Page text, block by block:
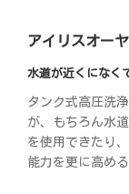
アイリスオー
水道が近くになく
タンク式高圧洗
が、もちろん水
を使用できたり
能力を更に高め